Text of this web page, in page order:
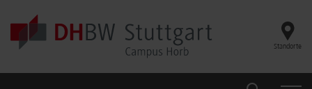
Skip to main content
Standorte